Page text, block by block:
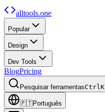
alltools.one
Popular
Design
Dev Tools
BlogPricing
Pesquisar ferramentasCtrlK
🇵🇹Português